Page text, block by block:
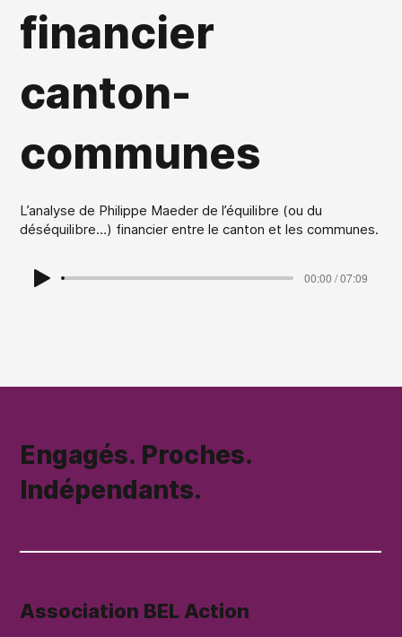
financier
canton-
communes
L’analyse de Philippe Maeder de l’équilibre (ou du
déséquilibre…) financier entre le canton et les communes.
00:00 / 07:09
Association BEL Action
Engagés. Proches.
Indépendants.